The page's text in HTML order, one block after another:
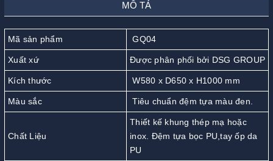
MÔ TẢ
Mã sản phẩm GQ04
Xuất xứ Được phân phối bởi DSG GROUP
Kích thước W580 x D650 x H1000 mm
Màu sắc Tiêu chuẩn đệm tựa màu đen.
Chất Liệu
Thiết kế khung thép mạ hoặc
inox. Đệm tựa bọc PU,tay ốp da
PU